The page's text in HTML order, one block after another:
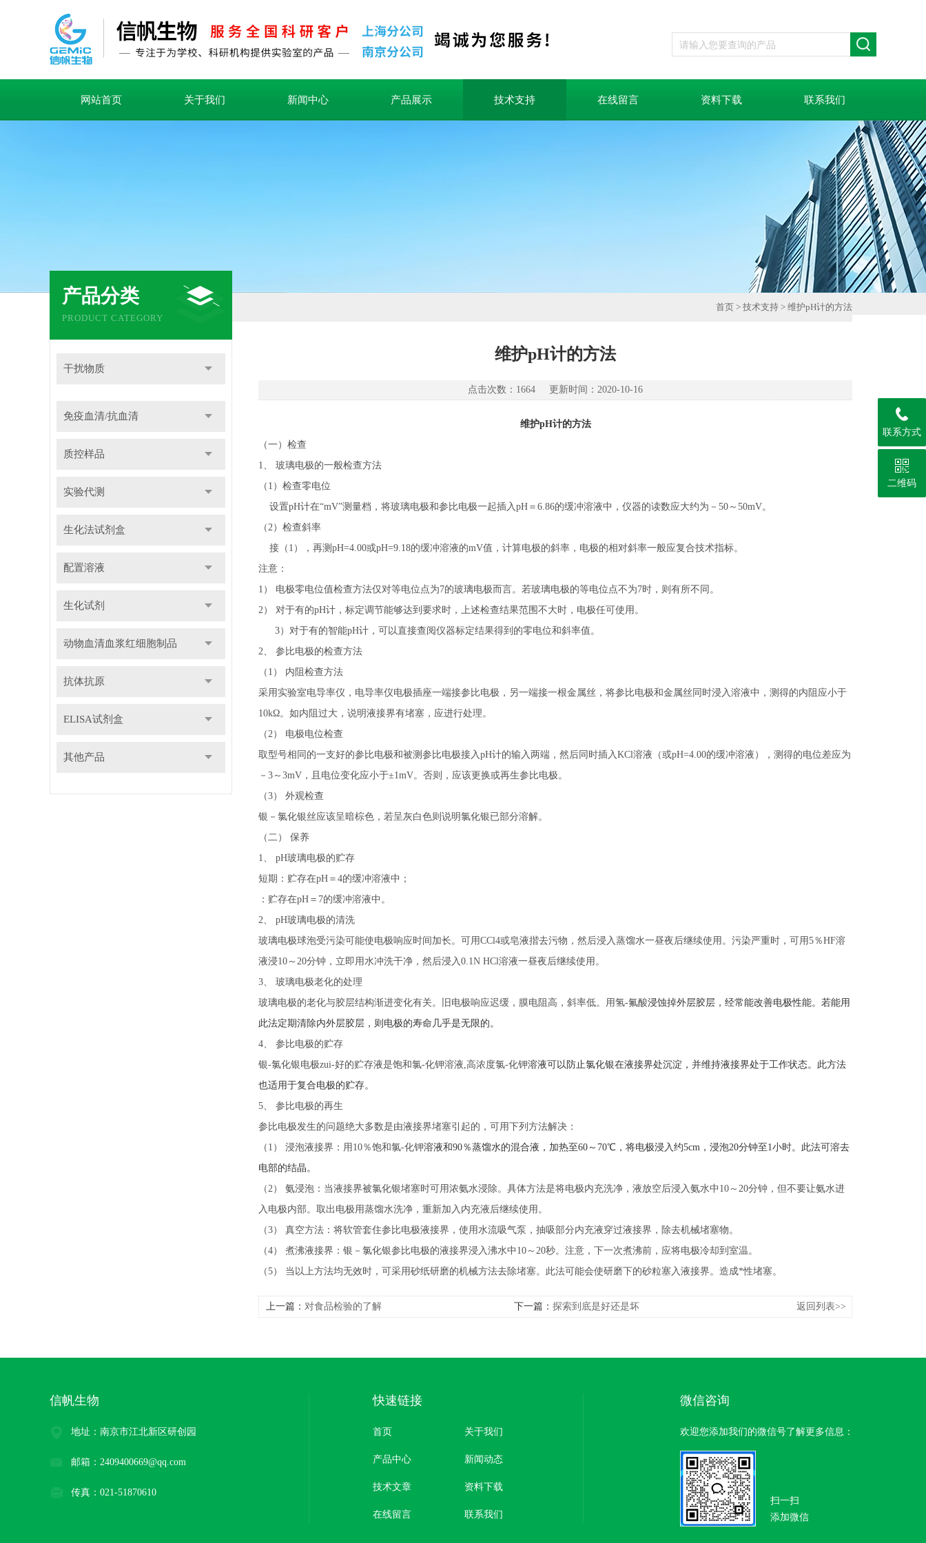
网站首页 关于我们 新闻中心 产品展示 技术支持 在线留言 资料下载 联系我们
产品分类
PRODUCT CATEGORY
干扰物质
免疫血清/抗血清
质控样品
实验代测
生化法试剂盒
配置溶液
生化试剂
动物血清血浆红细胞制品
抗体抗原
ELISA试剂盒
其他产品
首页 > 技术支持 > 维护pH计的方法
维护pH计的方法
点击次数：1664 更新时间：2020-10-16
维护pH计的方法
（一）检查
1、 玻璃电极的一般检查方法
（1）检查零电位
设置pH计在“mV”测量档，将玻璃电极和参比电极一起插入pH＝6.86的缓冲溶液中，仪器的读数应大约为－50～50mV。
（2）检查斜率
接（1），再测pH=4.00或pH=9.18的缓冲溶液的mV值，计算电极的斜率，电极的相对斜率一般应复合技术指标。
注意：
1） 电极零电位值检查方法仅对等电位点为7的玻璃电极而言。若玻璃电极的等电位点不为7时，则有所不同。
2） 对于有的pH计，标定调节能够达到要求时，上述检查结果范围不大时，电极任可使用。
3）对于有的智能pH计，可以直接查阅仪器标定结果得到的零电位和斜率值。
2、 参比电极的检查方法
（1） 内阻检查方法
采用实验室电导率仪，电导率仪电极插座一端接参比电极，另一端接一根金属丝，将参比电极和金属丝同时浸入溶液中，测得的内阻应小于
10kΩ。如内阻过大，说明液接界有堵塞，应进行处理。
（2） 电极电位检查
取型号相同的一支好的参比电极和被测参比电极接入pH计的输入两端，然后同时插入KCl溶液（或pH=4.00的缓冲溶液），测得的电位差应为
－3～3mV，且电位变化应小于±1mV。否则，应该更换或再生参比电极。
（3） 外观检查
银－氯化银丝应该呈暗棕色，若呈灰白色则说明氯化银已部分溶解。
（二） 保养
1、 pH玻璃电极的贮存
短期：贮存在pH＝4的缓冲溶液中；
：贮存在pH＝7的缓冲溶液中。
2、 pH玻璃电极的清洗
玻璃电极球泡受污染可能使电极响应时间加长。可用CCl4或皂液揩去污物，然后浸入蒸馏水一昼夜后继续使用。污染严重时，可用5％HF溶
液浸10～20分钟，立即用水冲洗干净，然后浸入0.1N HCl溶液一昼夜后继续使用。
3、 玻璃电极老化的处理
玻璃电极的老化与胶层结构渐进变化有关。旧电极响应迟缓，膜电阻高，斜率低。用氢-氟酸浸蚀掉外层胶层，经常能改善电极性能。若能用
此法定期清除内外层胶层，则电极的寿命几乎是无限的。
4、 参比电极的贮存
银-氯化银电极zui-好的贮存液是饱和氯-化钾溶液,高浓度氯-化钾溶液可以防止氯化银在液接界处沉淀，并维持液接界处于工作状态。此方法
也适用于复合电极的贮存。
5、 参比电极的再生
参比电极发生的问题绝大多数是由液接界堵塞引起的，可用下列方法解决：
（1） 浸泡液接界：用10％饱和氯-化钾溶液和90％蒸馏水的混合液，加热至60～70℃，将电极浸入约5cm，浸泡20分钟至1小时。此法可溶去
电部的结晶。
（2） 氨浸泡：当液接界被氯化银堵塞时可用浓氨水浸除。具体方法是将电极内充洗净，液放空后浸入氨水中10～20分钟，但不要让氨水进
入电极内部。取出电极用蒸馏水洗净，重新加入内充液后继续使用。
（3） 真空方法：将软管套住参比电极液接界，使用水流吸气泵，抽吸部分内充液穿过液接界，除去机械堵塞物。
（4） 煮沸液接界：银－氯化银参比电极的液接界浸入沸水中10～20秒。注意，下一次煮沸前，应将电极冷却到室温。
（5） 当以上方法均无效时，可采用砂纸研磨的机械方法去除堵塞。此法可能会使研磨下的砂粒塞入液接界。造成*性堵塞。
上一篇： 对食品检验的了解 下一篇： 探索到底是好还是坏 返回列表>>
信帆生物
地址：南京市江北新区研创园
邮箱：2409400669@qq.com
传真：021-51870610
快速链接
首页 关于我们
产品中心 新闻动态
技术文章 资料下载
在线留言 联系我们
微信咨询
欢迎您添加我们的微信号了解更多信息：
扫一扫
添加微信
联系方式
二维码